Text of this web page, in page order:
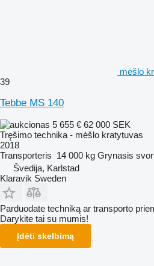
mėšlo
39
Tebbe MS 140
5 655 € 62 000 SEK
Tręšimo technika - mėšlo kratytuvas
2018
Transporteris 14 000 kg Grynasis
Švedija, Karlstad
Klaravik Sweden
Parduodate techniką ar transporto
Darykite tai su mumis!
Įdėti skelbimą